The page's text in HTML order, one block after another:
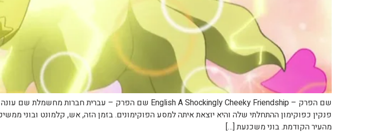
פנקין כפוקימון ההתחלתי שלה והיא יוצאת איתה למסע הפוקימונים. בזמן הזה, אש, קלמונט ובוני
מהעיר הקודמת. בוני משכנעת […]